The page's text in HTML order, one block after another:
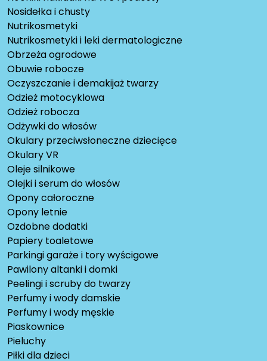
Nosidełka i chusty
Nutrikosmetyki
Nutrikosmetyki i leki dermatologiczne
Obrzeża ogrodowe
Obuwie robocze
Oczyszczanie i demakijaż twarzy
Odzież motocyklowa
Odzież robocza
Odżywki do włosów
Okulary przeciwsłoneczne dziecięce
Okulary VR
Oleje silnikowe
Olejki i serum do włosów
Opony całoroczne
Opony letnie
Ozdobne dodatki
Papiery toaletowe
Parkingi garaże i tory wyścigowe
Pawilony altanki i domki
Peelingi i scruby do twarzy
Perfumy i wody damskie
Perfumy i wody męskie
Piaskownice
Pieluchy
Piłki dla dzieci